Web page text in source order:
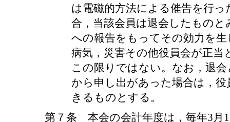
は電磁的方法による催告を行
合，当該会員は退会したもの
への報告をもってその効力を
病気，災害その他役員会が正
この限りではない。なお，退
から申し出があった場合は，
きるものとする。
第７条 本会の会計年度は，毎年3月